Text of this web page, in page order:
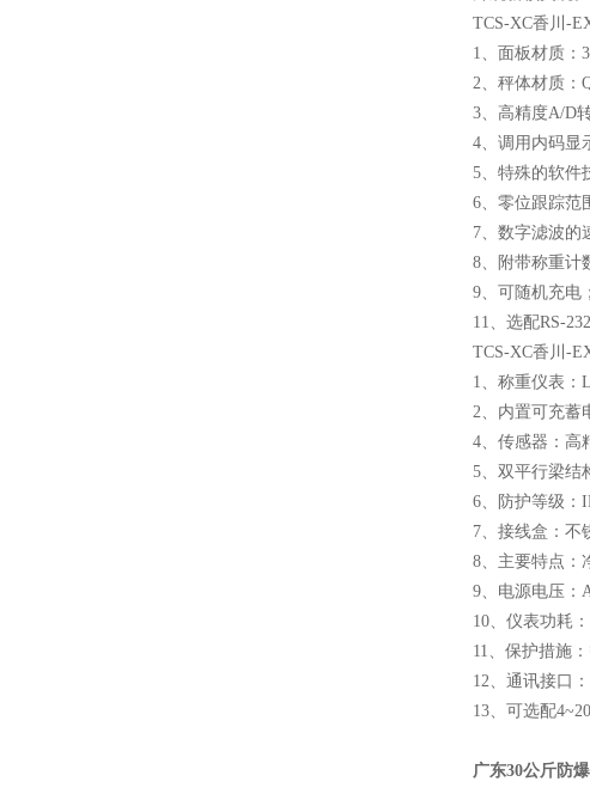
TCS-XC香川-
1、面板材质：
2、秤体材质：
3、高精度A/D
4、调用内码显
5、特殊的软件
6、零位跟踪范
7、数字滤波的
8、附带称重计
9、可随机充电
11、选配RS-
TCS-XC香川-
1、称重仪表：
2、内置可充蓄
4、传感器：高
5、双平行梁结
6、防护等级：
7、接线盒：不
8、主要特点：
9、电源电压：
10、仪表功耗：
11、保护措施
12、通讯接口
13、可选配
广东30公斤防